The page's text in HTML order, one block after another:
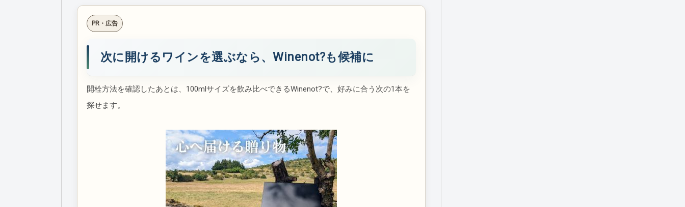
PR・広告
次に開けるワインを選ぶなら、Winenot?も候補に
開栓方法を確認したあとは、100mlサイズを飲み比べできるWinenot?で、好みに合う次の1本を
探せます。